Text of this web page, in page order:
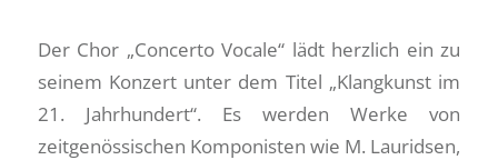
Der Chor „Concerto Vocale“ lädt herzlich ein zu
seinem Konzert unter dem Titel „Klangkunst im
21. Jahrhundert“. Es werden Werke von
zeitgenössischen Komponisten wie M. Lauridsen,